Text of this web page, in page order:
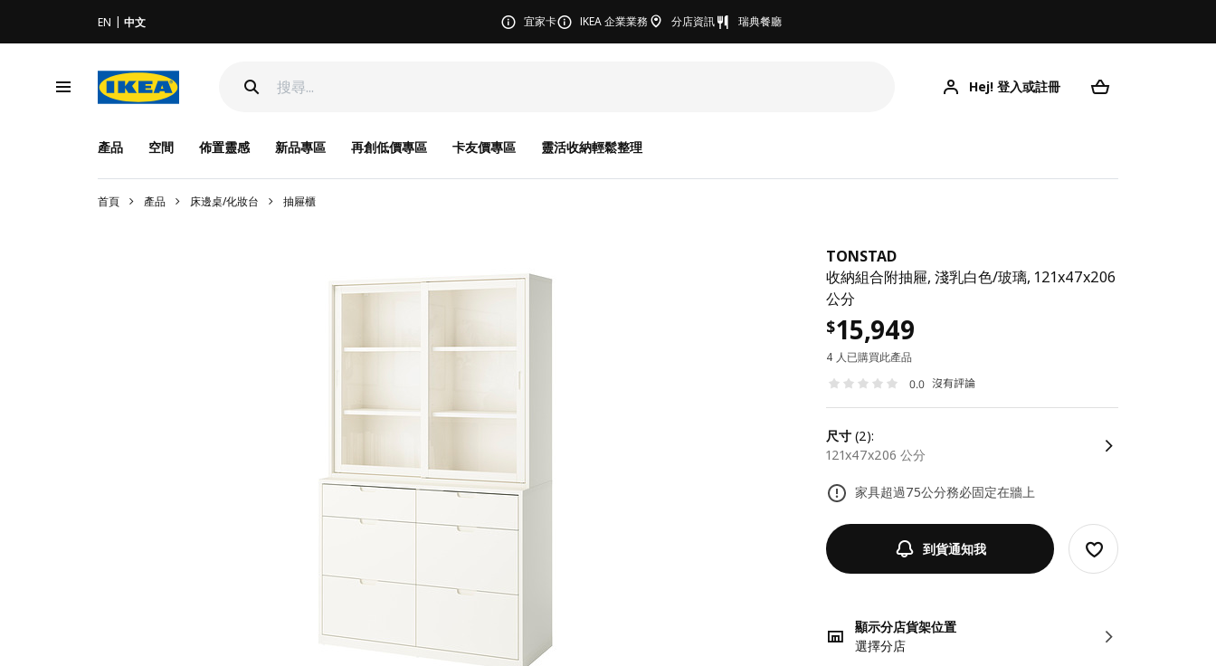
EN 中文 宜家卡 IKEA 企業業務 分店資訊 瑞典餐廳
Hej! 登入或註冊
產品 空間 佈置靈感 新品專區 再創低價專區 卡友價專區 靈活收納輕鬆整理
首頁 產品 床邊桌/化妝台 抽屜櫃
TONSTAD
收納組合附抽屜, 淺乳白色/玻璃, 121x47x206
公分
$15,949
4 人已購買此產品
0.0 沒有評論
尺寸 (2):
121x47x206 公分
家具超過75公分務必固定在牆上
到貨通知我
顯示分店貨架位置
選擇分店